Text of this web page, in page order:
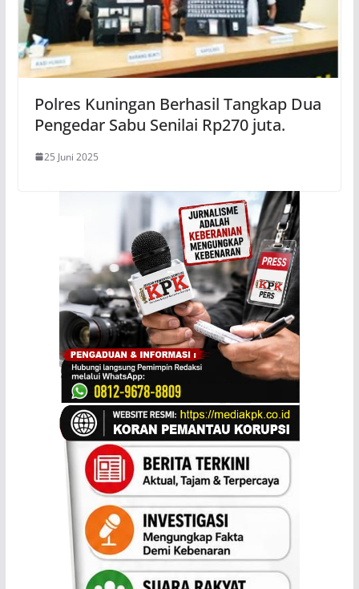
Polres Kuningan Berhasil Tangkap Dua
Pengedar Sabu Senilai Rp270 juta.
25 Juni 2025